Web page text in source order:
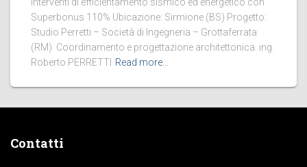
Interventi di efficientamento sismico ed energetico con
Superbonus 110% Ubicazione: Sirmione (BS) Progetto:
Studio Perretti – Società di Ingegneria – Grottaferrata
(RM) Coordinamento e progettazione architettonica: ing.
Roberto PERRETTI Read more…
Contatti